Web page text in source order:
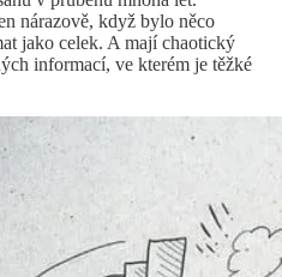
nárazově, když bylo něco
jako celek. A mají chaotický
informací, ve kterém je těžké